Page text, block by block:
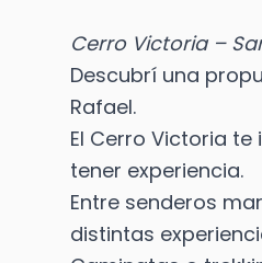
Cerro Victoria –
Descubrí una
Rafael.
El Cerro Victoria
tener experiencia.
Entre senderos
distintas